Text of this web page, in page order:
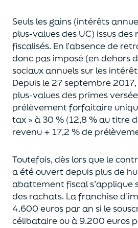
Seuls les gains (intérêts
plus-values des UC) issus
fiscalisés. En l’absence de
donc pas imposé (en dehors
sociaux annuels sur les
Depuis le 27 septembre 2017,
plus-values des primes
prélèvement forfaitaire
tax » à 30 % (12,8 % au titre
revenu + 17,2 % de
Toutefois, dès lors que le
a été ouvert depuis plus de
abattement fiscal s’applique
des rachats. La franchise
4.600 euros par an si le
célibataire ou à 9.200 euros